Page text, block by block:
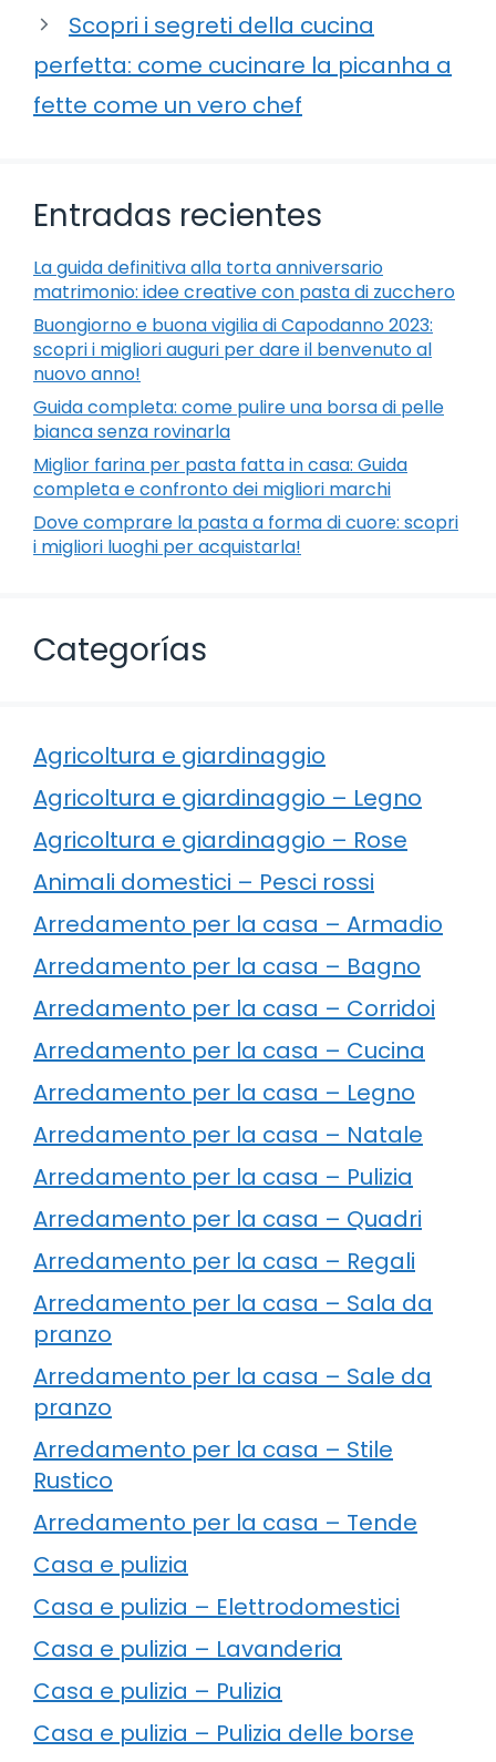
Scopri i segreti della cucina
perfetta: come cucinare la picanha a
fette come un vero chef
Entradas recientes
La guida definitiva alla torta anniversario
matrimonio: idee creative con pasta di zucchero
Buongiorno e buona vigilia di Capodanno 2023:
scopri i migliori auguri per dare il benvenuto al
nuovo anno!
Guida completa: come pulire una borsa di pelle
bianca senza rovinarla
Miglior farina per pasta fatta in casa: Guida
completa e confronto dei migliori marchi
Dove comprare la pasta a forma di cuore: scopri
i migliori luoghi per acquistarla!
Categorías
Agricoltura e giardinaggio
Agricoltura e giardinaggio – Legno
Agricoltura e giardinaggio – Rose
Animali domestici – Pesci rossi
Arredamento per la casa – Armadio
Arredamento per la casa – Bagno
Arredamento per la casa – Corridoi
Arredamento per la casa – Cucina
Arredamento per la casa – Legno
Arredamento per la casa – Natale
Arredamento per la casa – Pulizia
Arredamento per la casa – Quadri
Arredamento per la casa – Regali
Arredamento per la casa – Sala da
pranzo
Arredamento per la casa – Sale da
pranzo
Arredamento per la casa – Stile
Rustico
Arredamento per la casa – Tende
Casa e pulizia
Casa e pulizia – Elettrodomestici
Casa e pulizia – Lavanderia
Casa e pulizia – Pulizia
Casa e pulizia – Pulizia delle borse